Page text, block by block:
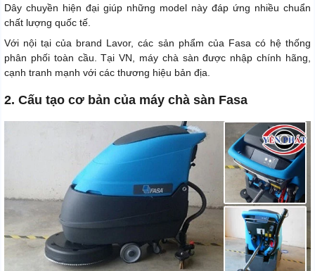
Dây chuyền hiện đại giúp những model này đáp ứng nhiều chuẩn
chất lượng quốc tế.
Với nội tại của brand Lavor, các sản phẩm của Fasa có hệ thống
phân phối toàn cầu. Tại VN, máy chà sàn được nhập chính hãng,
cạnh tranh mạnh với các thương hiệu bản địa.
2. Cấu tạo cơ bản của máy chà sàn Fasa